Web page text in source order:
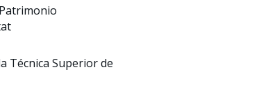
Técnica Superior de